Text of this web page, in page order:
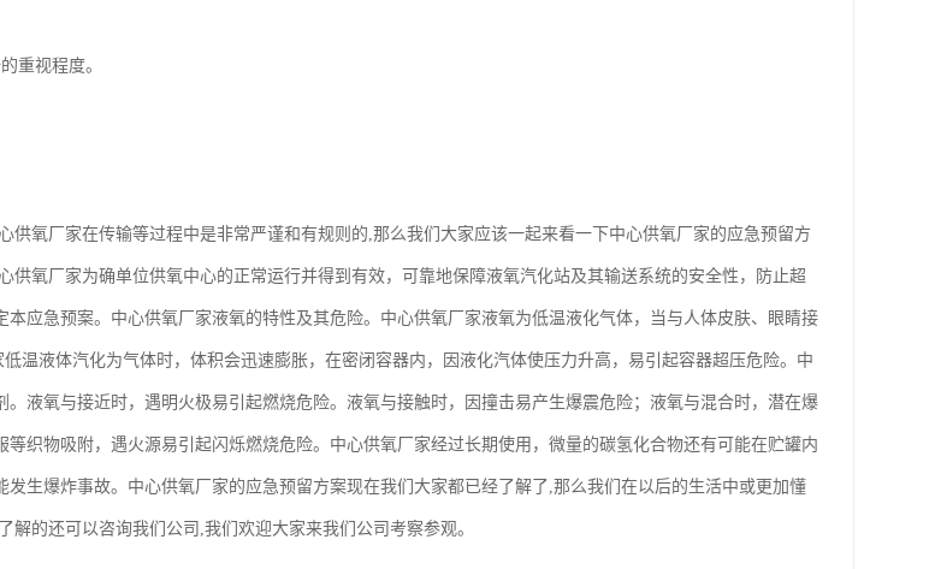
重视程度。
供氧厂家在传输等过程中是非常严谨和有规则的,那么我们大家应该一起来看一下中心供氧厂家的应急预留方
供氧厂家为确单位供氧中心的正常运行并得到有效，可靠地保障液氧汽化站及其输送系统的安全性，防止超
本应急预案。中心供氧厂家液氧的特性及其危险。中心供氧厂家液氧为低温液化气体，当与人体皮肤、眼睛接
温液体汽化为气体时，体积会迅速膨胀，在密闭容器内，因液化汽体使压力升高，易引起容器超压危险。中
。液氧与接近时，遇明火极易引起燃烧危险。液氧与接触时，因撞击易产生爆震危险；液氧与混合时，潜在爆
织物吸附，遇火源易引起闪烁燃烧危险。中心供氧厂家经过长期使用，微量的碳氢化合物还有可能在贮罐内
发生爆炸事故。中心供氧厂家的应急预留方案现在我们大家都已经了解了,那么我们在以后的生活中或更加懂
解的还可以咨询我们公司,我们欢迎大家来我们公司考察参观。